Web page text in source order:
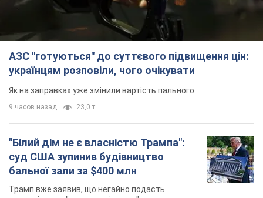
бальної зали за $400 млн
Трамп вже заявив, що негайно подасть
апеляцію а це "жахливе рішення"
8 часов назад 1,8 т.
Війна змінює не лише тактику: в НГУ
показали інженерні рішення проти
"Шаленого Макса"
8 часов назад 7,1 т.